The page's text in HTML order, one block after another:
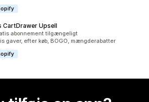
CartDrawer Upsell
i altabonnement tilgængeligt
gaver, efter køb, BOGO, mængderabatter